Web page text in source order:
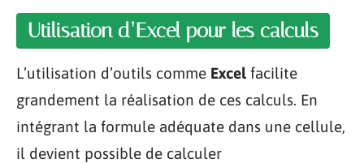
Utilisation d’Excel pour les calculs
L’utilisation d’outils comme Excel facilite
grandement la réalisation de ces calculs. En
intégrant la formule adéquate dans une cellule,
il devient possible de calculer